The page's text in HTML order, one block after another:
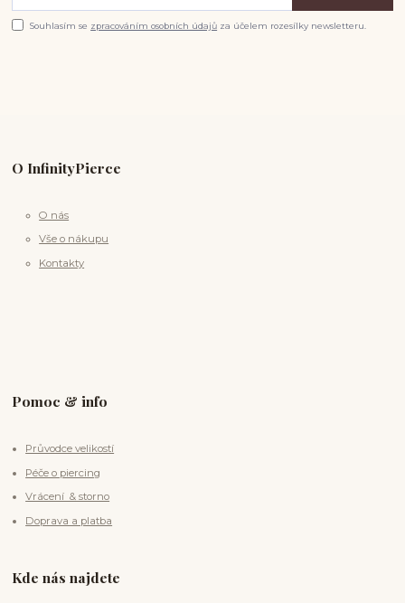
Souhlasím se zpracováním osobních údajů za účelem rozesílky newsletteru.
O InfinityPierce
O nás
Vše o nákupu
Kontakty
Pomoc & info
Průvodce velikostí
Péče o piercing
Vrácení & storno
Doprava a platba
Kde nás najdete